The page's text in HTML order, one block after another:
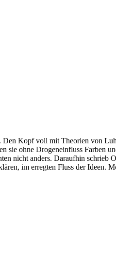
Kopf voll mit Theorien von
ohne Drogeneinfluss Farben
nicht anders. Daraufhin schrieb
im erregten Fluss der Ideen.